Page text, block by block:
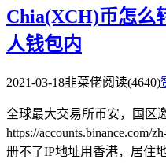
Chia(XCH)币怎么
人钱包内
2021-03-18韭菜佬阅读(4640)
全球最大交易所币安，国区
https://accounts.binance.com/
册不了IP地址用香港，居住